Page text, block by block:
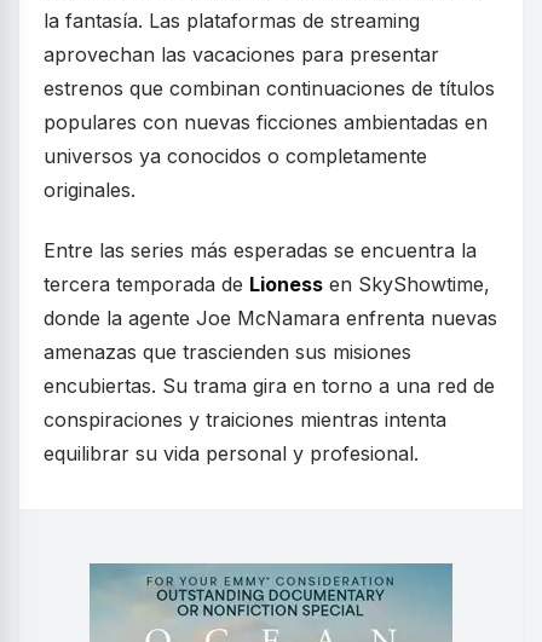
la fantasía. Las plataformas de streaming
aprovechan las vacaciones para presentar
estrenos que combinan continuaciones de títulos
populares con nuevas ficciones ambientadas en
universos ya conocidos o completamente
originales.
Entre las series más esperadas se encuentra la
tercera temporada de Lioness en SkyShowtime,
donde la agente Joe McNamara enfrenta nuevas
amenazas que trascienden sus misiones
encubiertas. Su trama gira en torno a una red de
conspiraciones y traiciones mientras intenta
equilibrar su vida personal y profesional.